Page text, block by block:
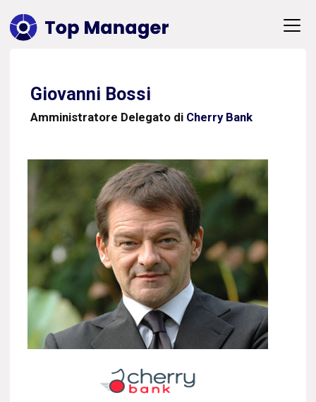
Giovanni Bossi
Amministratore Delegato di Cherry Bank